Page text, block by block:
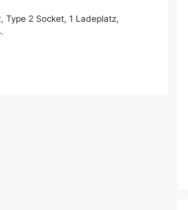
Type 2 Socket, 1 Ladeplatz,